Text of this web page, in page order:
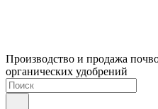
Производство и продажа
органических удобрений